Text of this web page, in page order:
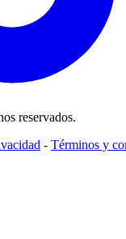
reservados.
- Términos y